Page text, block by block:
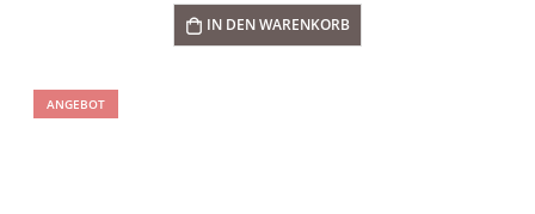
IN DEN WARENKORB
ANGEBOT